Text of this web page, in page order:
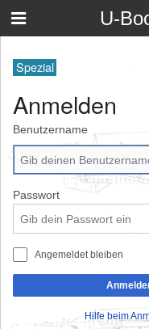
U-
Spezial
Anmelden
Benutzername
Passwort
Angemeldet bleiben
Hilfe beim